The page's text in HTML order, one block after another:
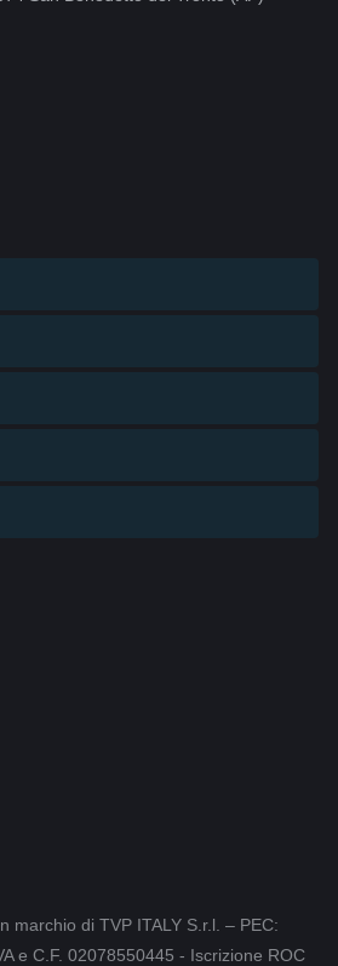
marchio di TVP ITALY S.r.l. – PEC:
e C.F. 02078550445 - Iscrizione ROC